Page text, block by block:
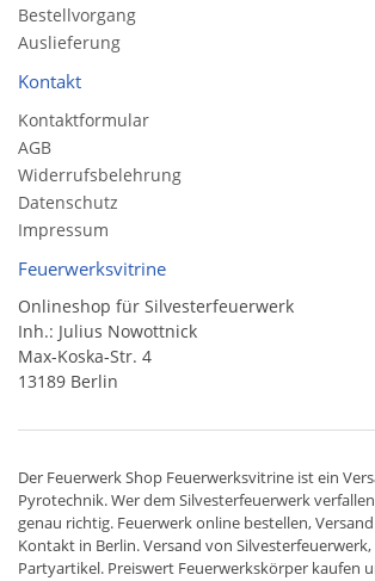
Bestellvorgang
Auslieferung
Kontakt
Kontaktformular
AGB
Widerrufsbelehrung
Datenschutz
Impressum
Feuerwerksvitrine
Onlineshop für Silvesterfeuerwerk
Inh.: Julius Nowottnick
Max-Koska-Str. 4
13189 Berlin
Der Feuerwerk Shop Feuerwerksvitrine ist ein
Pyrotechnik. Wer dem Silvesterfeuerwerk
genau richtig. Feuerwerk online bestellen,
Kontakt in Berlin. Versand von Silvesterfeuerwerk,
Partyartikel. Preiswert Feuerwerkskörper kaufen